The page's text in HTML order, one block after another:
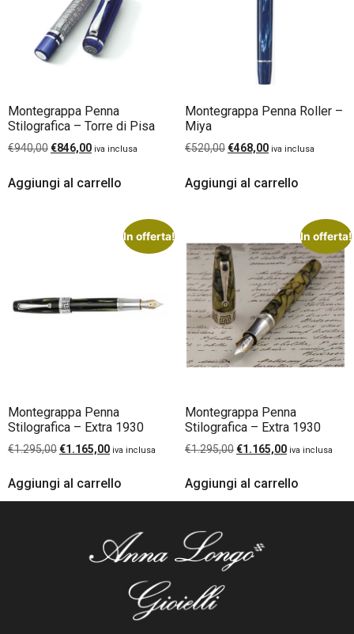
Montegrappa Penna
Stilografica – Torre di Pisa
€940,00€846,00 iva inclusa
Aggiungi al carrello
Montegrappa Penna Roller –
Miya
€520,00€468,00 iva inclusa
Aggiungi al carrello
In offerta!
Montegrappa Penna
Stilografica – Extra 1930
€1.295,00€1.165,00 iva inclusa
Aggiungi al carrello
In offerta!
Montegrappa Penna
Stilografica – Extra 1930
€1.295,00€1.165,00 iva inclusa
Aggiungi al carrello